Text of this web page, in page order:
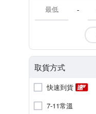
-
取貨方式
快速到貨
7-11常溫